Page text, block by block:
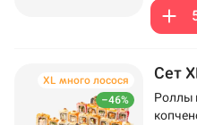
–46%
XL много лосося Сет
Роллы